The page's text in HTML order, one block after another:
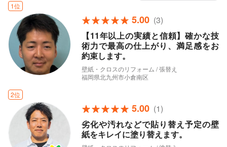
1位
5.00 (3)
【11年以上の実績と信頼】確かな技
術力で最高の仕上がり、満足感をお
約束します。
壁紙・クロスのリフォーム / 張替え
福岡県北九州市小倉南区
2位
5.00 (1)
劣化や汚れなどで貼り替え予定の壁
紙をキレイに塗り替えます。